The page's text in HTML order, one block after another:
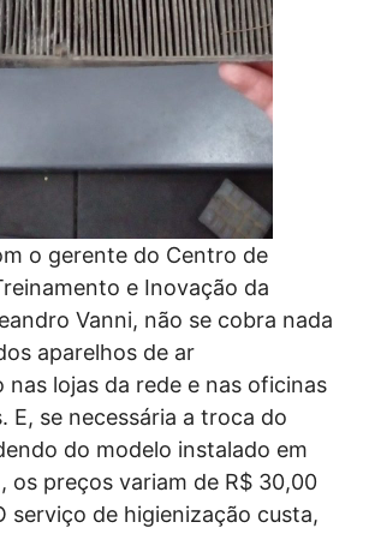
o gerente do Centro de
e Inovação da
Vanni, não se cobra nada
aparelhos de ar
nas lojas da rede e nas oficinas
E, se necessária a troca do
do modelo instalado em
os preços variam de R$ 30,00
serviço de higienização custa,